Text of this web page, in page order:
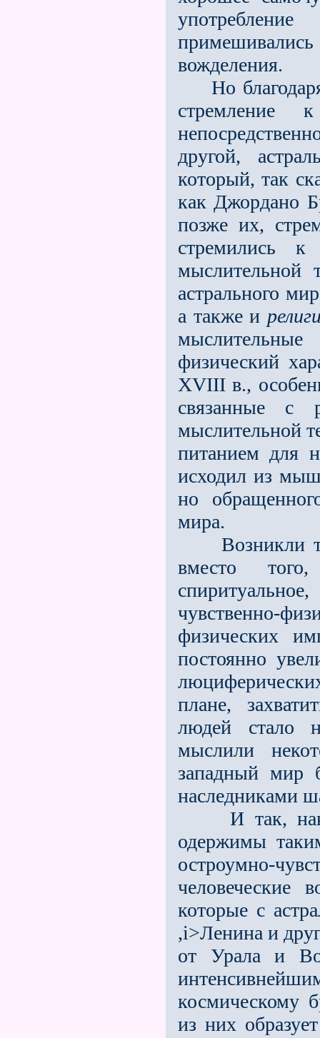
вожделения.
Но благодаря
стремление
другой,
который, так
как Джордано
позже их,
стремились
мыслительной
астрального
а также и
физический
XVIII в.,
связанные с
мыслительной
питанием для
исходил из
но
мира.
Возникли
вместо
чувственно-
физических
постоянно
плане,
людей стало
мыслили
западный мир
наследниками
И так,
одержимы
остроумно-
человеческие
которые с
,i>Ленина и
от Урала и
космическому
из них